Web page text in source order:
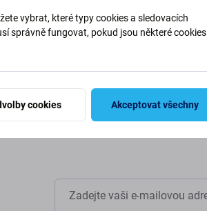
vybrat, které typy cookies a sledovacích
správně fungovat, pokud jsou některé cookies
cookies Akceptovat všechny